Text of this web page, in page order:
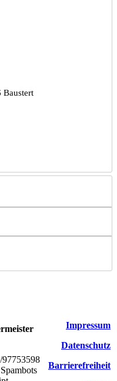
Baustert
Impressum
Datenschutz
Barrierefreiheit